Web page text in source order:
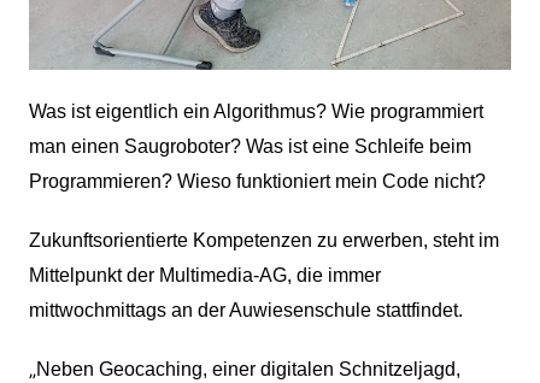
Was ist eigentlich ein Algorithmus? Wie programmiert
man einen Saugroboter? Was ist eine Schleife beim
Programmieren? Wieso funktioniert mein Code nicht?
Zukunftsorientierte Kompetenzen zu erwerben, steht im
Mittelpunkt der Multimedia-AG, die immer
mittwochmittags an der Auwiesenschule stattfindet.
„Neben Geocaching, einer digitalen Schnitzeljagd,